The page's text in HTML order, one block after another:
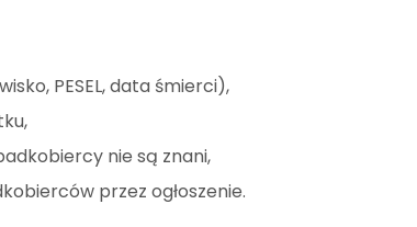
PESEL, data śmierci),
nie są znani,
przez ogłoszenie.